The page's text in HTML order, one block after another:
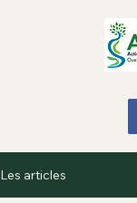
Les articles